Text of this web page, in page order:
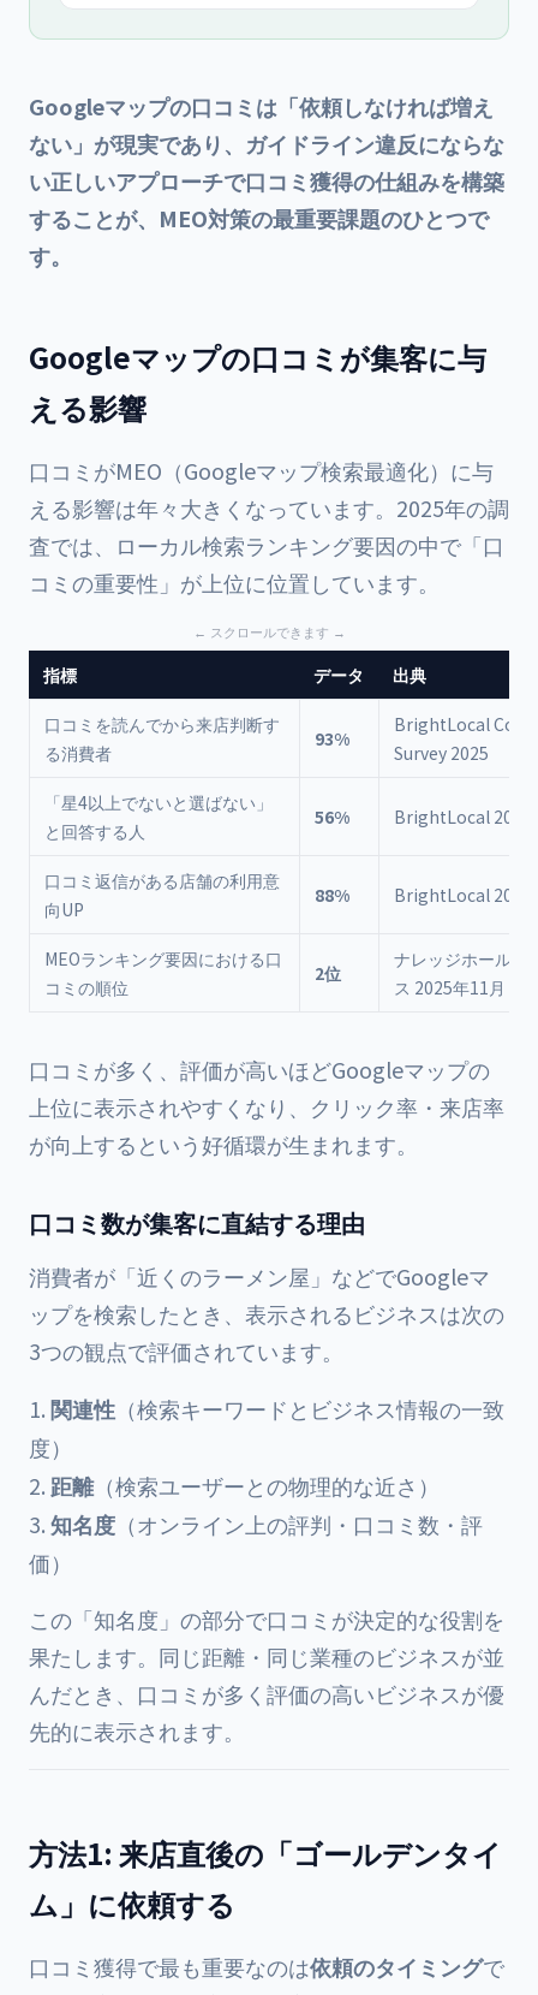
Googleマップの口コミは「依頼しなければ増え
ない」が現実であり、ガイドライン違反にならな
い正しいアプローチで口コミ獲得の仕組みを構築
することが、MEO対策の最重要課題のひとつで
す。
Googleマップの口コミが集客に与
える影響
口コミがMEO（Googleマップ検索最適化）に与
える影響は年々大きくなっています。2025年の調
査では、ローカル検索ランキング要因の中で「口
コミの重要性」が上位に位置しています。
指標 データ 出典
口コミを読んでから来店判断す
る消費者
93%
BrightLocal
Survey 2025
「星4以上でないと選ばない」
と回答する人
56% BrightLocal 2025
口コミ返信がある店舗の利用意
向UP
88% BrightLocal 2025
MEOランキング要因における口
コミの順位
2位
ナレッジホールデ
ス 2025年11月
口コミが多く、評価が高いほどGoogleマップの
上位に表示されやすくなり、クリック率・来店率
が向上するという好循環が生まれます。
口コミ数が集客に直結する理由
消費者が「近くのラーメン屋」などでGoogleマ
ップを検索したとき、表示されるビジネスは次の
3つの観点で評価されています。
関連性 （検索キーワードとビジネス情報の一致
度）
距離（検索ユーザーとの物理的な近さ）
知名度 （オンライン上の評判・口コミ数・評
価）
この「知名度」の部分で口コミが決定的な役割を
果たします。同じ距離・同じ業種のビジネスが並
んだとき、口コミが多く評価の高いビジネスが優
先的に表示されます。
方法1: 来店直後の「ゴールデンタイ
ム」に依頼する
口コミ獲得で最も重要なのは依頼のタイミングで